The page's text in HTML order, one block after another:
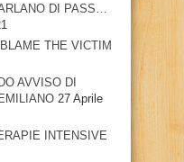
DI PASS…
THE VICTIM
AVVISO DI
27 Aprile
INTENSIVE